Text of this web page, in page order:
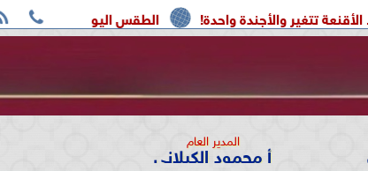

الطقس اليوم.. شديد الحرارة بأغلب الأنحاء ورطوبة واحدة!
المدير العام
أ محمود الكيلاني